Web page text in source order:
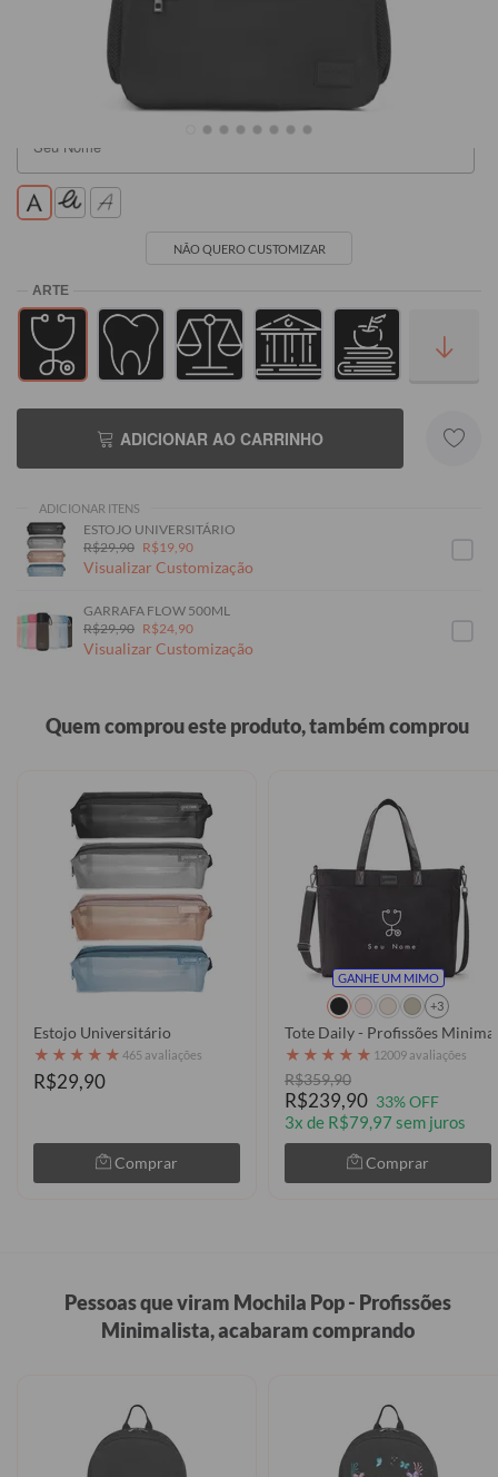
R$199,90
NÃO QUERO CUSTOMIZAR
ADICIONAR AO CARRINHO
ADICIONAR ITENS
ESTOJO UNIVERSITÁRIO
R$29,90 R$19,90
Visualizar Customização
GARRAFA FLOW 500ML
R$29,90 R$24,90
Visualizar Customização
Quem comprou este produto, também comprou
Estojo Universitário
★ ★ ★ ★ ★ 465 avaliações
R$29,90
Comprar
GANHE UM MIMO
+3
Tote Daily - Profissões
★ ★ ★ ★ ★ 12009 avaliações
R$359,90
R$239,90 33% OFF
3x de R$79,97 sem juros
Comprar
Pessoas que viram Mochila Pop - Profissões
Minimalista, acabaram comprando